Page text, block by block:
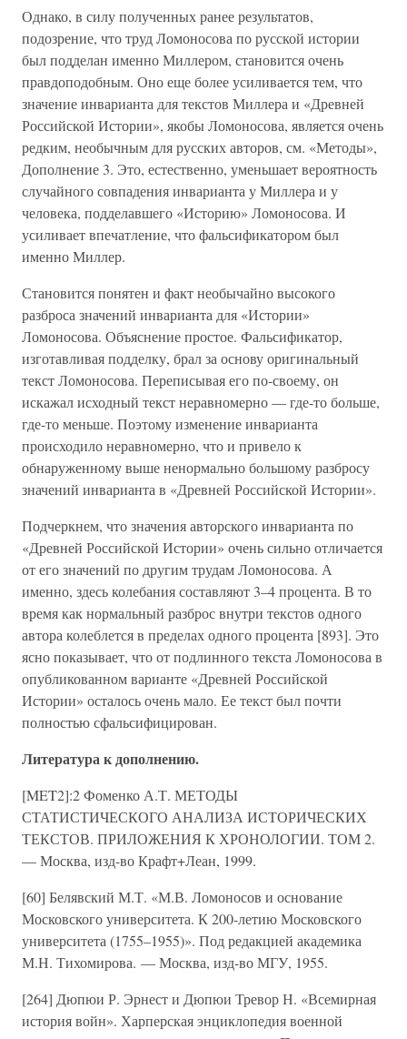
Однако, в силу полученных ранее результатов,
подозрение, что труд Ломоносова по русской истории
был подделан именно Миллером, становится очень
правдоподобным. Оно еще более усиливается тем, что
значение инварианта для текстов Миллера и «Древней
Российской Истории», якобы Ломоносова, является очень
редким, необычным для русских авторов, см. «Методы»,
Дополнение 3. Это, естественно, уменьшает вероятность
случайного совпадения инварианта у Миллера и у
человека, подделавшего «Историю» Ломоносова. И
усиливает впечатление, что фальсификатором был
именно Миллер.
Становится понятен и факт необычайно высокого
разброса значений инварианта для «Истории»
Ломоносова. Объяснение простое. Фальсификатор,
изготавливая подделку, брал за основу оригинальный
текст Ломоносова. Переписывая его по-своему, он
искажал исходный текст неравномерно — где-то больше,
где-то меньше. Поэтому изменение инварианта
происходило неравномерно, что и привело к
обнаруженному выше ненормально большому разбросу
значений инварианта в «Древней Российской Истории».
Подчеркнем, что значения авторского инварианта по
«Древней Российской Истории» очень сильно отличается
от его значений по другим трудам Ломоносова. А
именно, здесь колебания составляют 3–4 процента. В то
время как нормальный разброс внутри текстов одного
автора колеблется в пределах одного процента [893]. Это
ясно показывает, что от подлинного текста Ломоносова в
опубликованном варианте «Древней Российской
Истории» осталось очень мало. Ее текст был почти
полностью сфальсифицирован.
Литература к дополнению.
[MET2]:2 Фоменко А.Т. МЕТОДЫ
СТАТИСТИЧЕСКОГО АНАЛИЗА ИСТОРИЧЕСКИХ
ТЕКСТОВ. ПРИЛОЖЕНИЯ К ХРОНОЛОГИИ. ТОМ 2.
— Москва, изд-во Крафт+Леан, 1999.
[60] Белявский М.Т. «М.В. Ломоносов и основание
Московского университета. К 200-летию Московского
университета (1755–1955)». Под редакцией академика
М.Н. Тихомирова. — Москва, изд-во МГУ, 1955.
[264] Дюпюи Р. Эрнест и Дюпюи Тревор Н. «Всемирная
история войн». Харперская энциклопедия военной